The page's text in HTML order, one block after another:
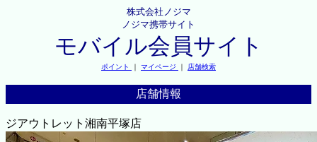
株式会社ノジマ
ノジマ携帯サイト
モバイル会員サイト
ポイント ｜ マイページ ｜ 店舗検索
店舗情報
ジアウトレット湘南平塚店